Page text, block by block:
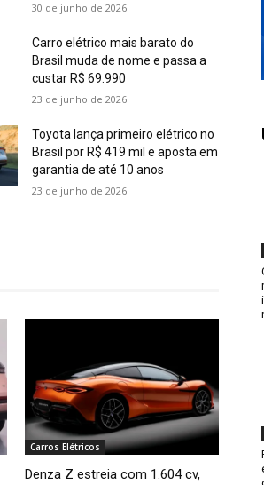
30 de junho de 2026
Carro elétrico mais barato do
Brasil muda de nome e passa a
custar R$ 69.990
23 de junho de 2026
Toyota lança primeiro elétrico no
Brasil por R$ 419 mil e aposta em
garantia de até 10 anos
23 de junho de 2026
Carros Elétricos
Denza Z estreia com 1.604 cv,